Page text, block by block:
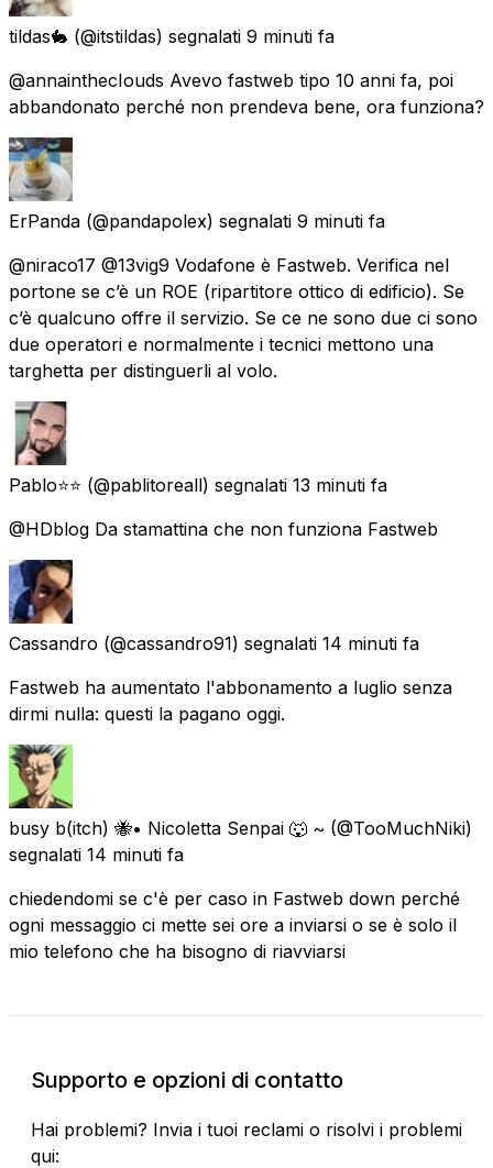
tildas🐇 (@itstildas) segnalati 9 minuti fa
@annainthecIouds Avevo fastweb tipo 10 anni fa, poi
abbandonato perché non prendeva bene, ora funziona?
ErPanda (@pandapolex) segnalati 9 minuti fa
@niraco17 @13vig9 Vodafone è Fastweb. Verifica nel
portone se c’è un ROE (ripartitore ottico di edificio). Se
c’è qualcuno offre il servizio. Se ce ne sono due ci sono
due operatori e normalmente i tecnici mettono una
targhetta per distinguerli al volo.
Pablo⭐⭐ (@pablitoreall) segnalati 13 minuti fa
@HDblog Da stamattina che non funziona Fastweb
Cassandro (@cassandro91) segnalati 14 minuti fa
Fastweb ha aumentato l'abbonamento a luglio senza
dirmi nulla: questi la pagano oggi.
busy b(itch) 🐝• Nicoletta Senpai 🐺 ~ (@TooMuchNiki)
segnalati 14 minuti fa
chiedendomi se c'è per caso in Fastweb down perché
ogni messaggio ci mette sei ore a inviarsi o se è solo il
mio telefono che ha bisogno di riavviarsi
Supporto e opzioni di contatto
Hai problemi? Invia i tuoi reclami o risolvi i problemi
qui: